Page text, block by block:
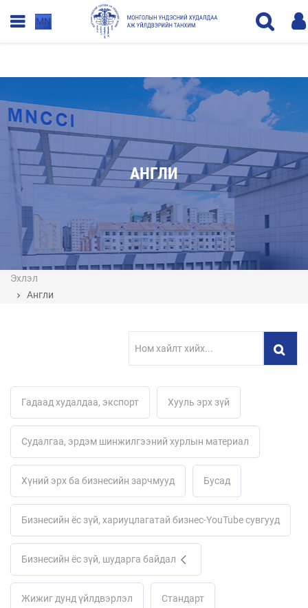
MN
АНГЛИ
Эхлэл
Англи
Гадаад худалдаа, экспорт Хууль эрх зүй
Судалгаа, эрдэм шинжилгээний хурлын материал
Хүний эрх ба бизнесийн зарчмууд Бусад
Бизнесийн ёс зүй, хариуцлагатай бизнес-YouTube cувгууд
Бизнесийн ёс зүй, шударга байдал
Жижиг дунд үйлдвэрлэл Стандарт